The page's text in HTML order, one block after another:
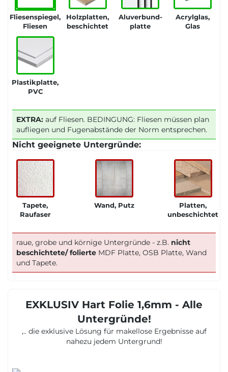
Fliesenspiegel,
Fliesen
Holzplatten,
beschichtet
Aluverbund-
platte
Acrylglas,
Glas
Plastikplatte,
PVC
EXTRA: auf Fliesen. BEDINGUNG: Fliesen müssen plan
aufliegen und Fugenabstände der Norm entsprechen.
Nicht geeignete Untergründe:
Tapete,
Raufaser
Wand, Putz
Platten,
unbeschichtet
raue, grobe und körnige Untergründe - z.B. nicht
beschichtete/ folierte MDF Platte, OSB Platte, Wand
und Tapete.
EXKLUSIV Hart Folie 1,6mm - Alle
Untergründe!
,.. die exklusive Lösung für makellose Ergebnisse auf
nahezu jedem Untergrund!